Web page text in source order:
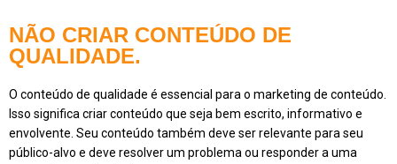
NÃO CRIAR CONTEÚDO DE
QUALIDADE.
O conteúdo de qualidade é essencial para o marketing de conteúdo.
Isso significa criar conteúdo que seja bem escrito, informativo e
envolvente. Seu conteúdo também deve ser relevante para seu
público-alvo e deve resolver um problema ou responder a uma